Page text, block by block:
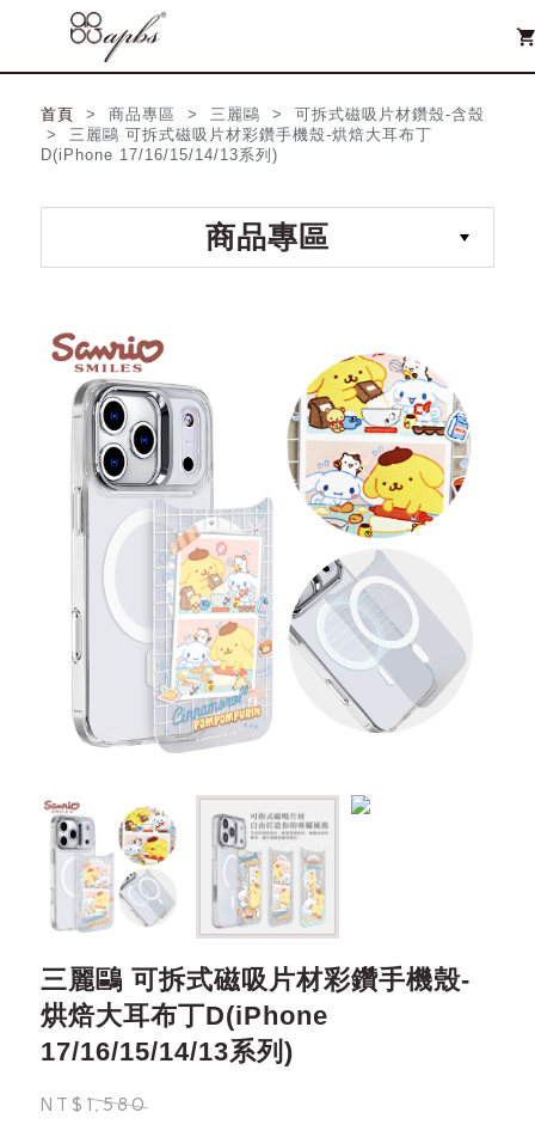
首頁
> 商品專區 > 三麗鷗 > 可拆式磁吸片材鑽殼-含殼
> 三麗鷗 可拆式磁吸片材彩鑽手機殼-烘焙大耳布丁
D(iPhone 17/16/15/14/13系列)
商品專區
三麗鷗 可拆式磁吸片材彩鑽手機殼-
烘焙大耳布丁D(iPhone
17/16/15/14/13系列)
NT$1,580